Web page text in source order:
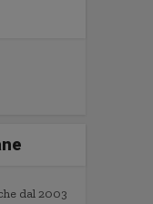
dal 2003